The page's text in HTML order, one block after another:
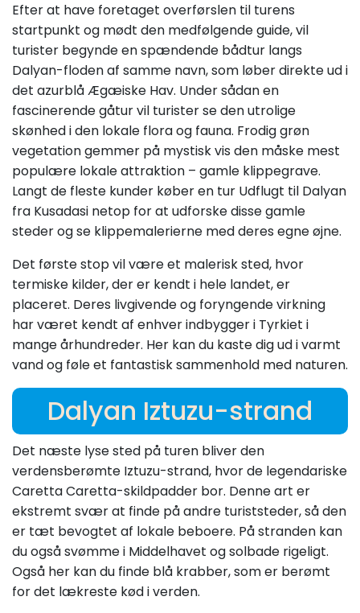
Efter at have foretaget overførslen til turens
startpunkt og mødt den medfølgende guide, vil
turister begynde en spændende bådtur langs
Dalyan-floden af samme navn, som løber direkte ud i
det azurblå Ægæiske Hav. Under sådan en
fascinerende gåtur vil turister se den utrolige
skønhed i den lokale flora og fauna. Frodig grøn
vegetation gemmer på mystisk vis den måske mest
populære lokale attraktion – gamle klippegrave.
Langt de fleste kunder køber en tur Udflugt til Dalyan
fra Kusadasi netop for at udforske disse gamle
steder og se klippemalerierne med deres egne øjne.
Det første stop vil være et malerisk sted, hvor
termiske kilder, der er kendt i hele landet, er
placeret. Deres livgivende og foryngende virkning
har været kendt af enhver indbygger i Tyrkiet i
mange århundreder. Her kan du kaste dig ud i varmt
vand og føle et fantastisk sammenhold med naturen.
Dalyan Iztuzu-strand
Det næste lyse sted på turen bliver den
verdensberømte Iztuzu-strand, hvor de legendariske
Caretta Caretta-skildpadder bor. Denne art er
ekstremt svær at finde på andre turiststeder, så den
er tæt bevogtet af lokale beboere. På stranden kan
du også svømme i Middelhavet og solbade rigeligt.
Også her kan du finde blå krabber, som er berømt
for det lækreste kød i verden.